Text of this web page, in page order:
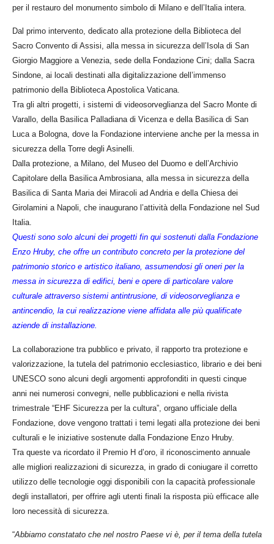
per il restauro del monumento simbolo di Milano e dell’Italia intera.
Dal primo intervento, dedicato alla protezione della Biblioteca del
Sacro Convento di Assisi, alla messa in sicurezza dell’Isola di San
Giorgio Maggiore a Venezia, sede della Fondazione Cini; dalla Sacra
Sindone, ai locali destinati alla digitalizzazione dell’immenso
patrimonio della Biblioteca Apostolica Vaticana.
Tra gli altri progetti, i sistemi di videosorveglianza del Sacro Monte di
Varallo, della Basilica Palladiana di Vicenza e della Basilica di San
Luca a Bologna, dove la Fondazione interviene anche per la messa in
sicurezza della Torre degli Asinelli.
Dalla protezione, a Milano, del Museo del Duomo e dell’Archivio
Capitolare della Basilica Ambrosiana, alla messa in sicurezza della
Basilica di Santa Maria dei Miracoli ad Andria e della Chiesa dei
Girolamini a Napoli, che inaugurano l’attività della Fondazione nel Sud
Italia.
Questi sono solo alcuni dei progetti fin qui sostenuti dalla Fondazione
Enzo Hruby, che offre un contributo concreto per la protezione del
patrimonio storico e artistico italiano, assumendosi gli oneri per la
messa in sicurezza di edifici, beni e opere di particolare valore
culturale attraverso sistemi antintrusione, di videosorveglianza e
antincendio, la cui realizzazione viene affidata alle più qualificate
aziende di installazione.
La collaborazione tra pubblico e privato, il rapporto tra protezione e
valorizzazione, la tutela del patrimonio ecclesiastico, librario e dei beni
UNESCO sono alcuni degli argomenti approfonditi in questi cinque
anni nei numerosi convegni, nelle pubblicazioni e nella rivista
trimestrale “EHF Sicurezza per la cultura”, organo ufficiale della
Fondazione, dove vengono trattati i temi legati alla protezione dei beni
culturali e le iniziative sostenute dalla Fondazione Enzo Hruby.
Tra queste va ricordato il Premio H d’oro, il riconoscimento annuale
alle migliori realizzazioni di sicurezza, in grado di coniugare il corretto
utilizzo delle tecnologie oggi disponibili con la capacità professionale
degli installatori, per offrire agli utenti finali la risposta più efficace alle
loro necessità di sicurezza.
“Abbiamo constatato che nel nostro Paese vi è, per il tema della tutela